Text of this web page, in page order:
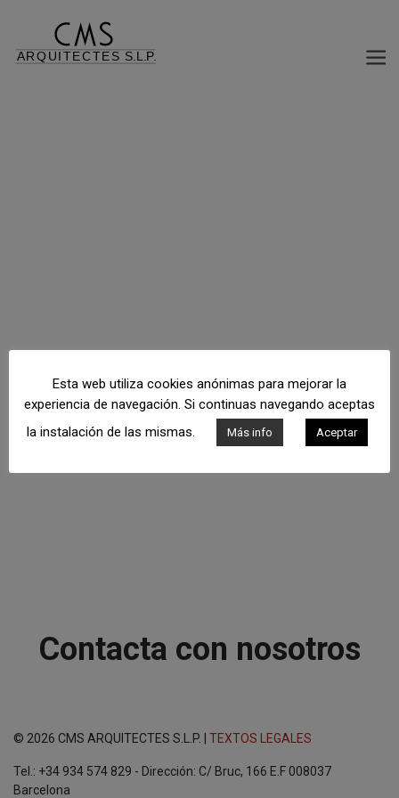
Contacta con nosotros
© 2026 CMS ARQUITECTES S.L.P. | TEXTOS LEGALES
Tel.: +34 934 574 829 - Dirección: C/ Bruc, 166 E.F 008037
Barcelona
Esta web utiliza cookies anónimas para mejorar la
experiencia de navegación. Si continuas navegando aceptas
la instalación de las mismas.
Más info Aceptar